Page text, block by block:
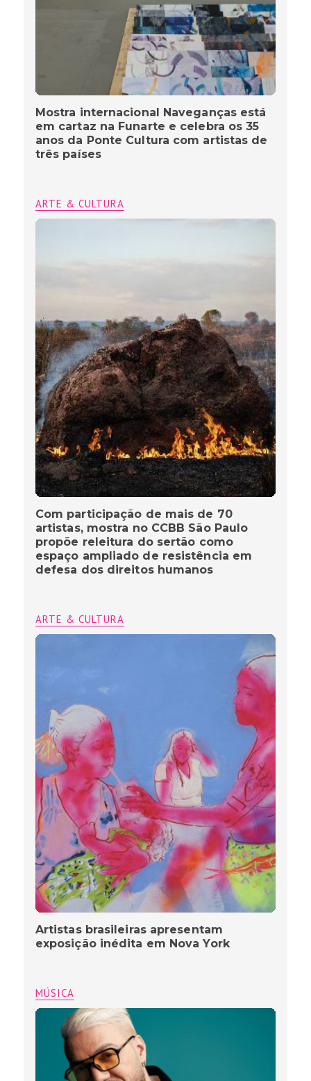
Mostra internacional Naveganças está
em cartaz na Funarte e celebra os 35
anos da Ponte Cultura com artistas de
três países
ARTE & CULTURA
Com participação de mais de 70
artistas, mostra no CCBB São Paulo
propõe releitura do sertão como
espaço ampliado de resistência em
defesa dos direitos humanos
ARTE & CULTURA
Artistas brasileiras apresentam
exposição inédita em Nova York
MÚSICA